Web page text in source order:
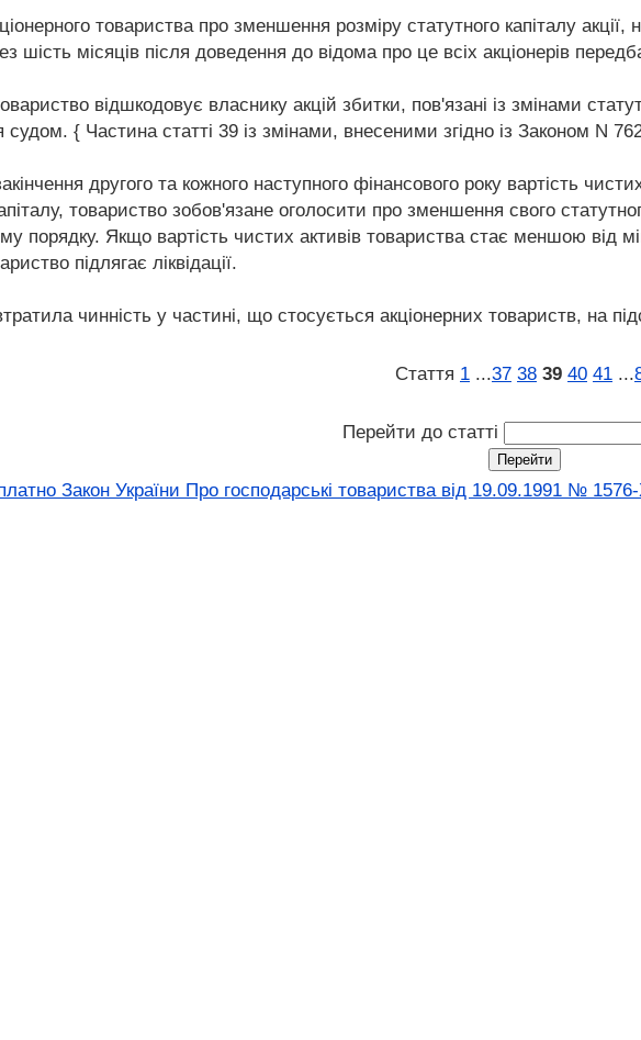
товариства про зменшення розміру статутного капіталу
шість місяців після доведення до відома про це всіх акціонерів
відшкодовує власнику акцій збитки, пов'язані із змінами
{ Частина статті 39 із змінами, внесеними згідно із Законом N
другого та кожного наступного фінансового року вартість
товариство зобов'язане оголосити про зменшення свого
порядку. Якщо вартість чистих активів товариства стає меншою від
підлягає ліквідації.
чинність у частині, що стосується акціонерних товариств, на
Стаття 1 ...37 38 39 40 41 ...
Перейти до статті
Закон України Про господарські товариства вiд 19.09.1991 №